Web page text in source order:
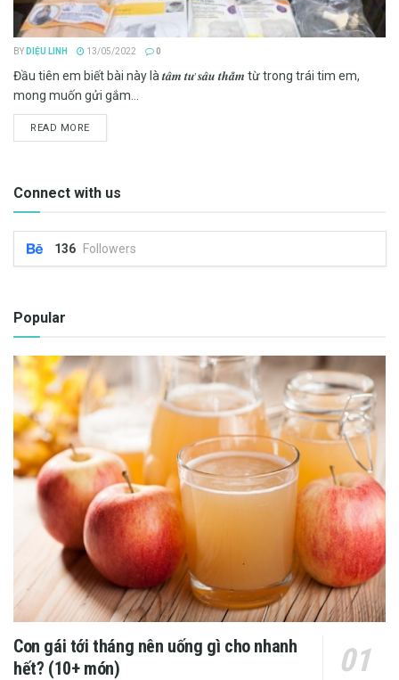
BY DIỆU LINH 13/05/2022 0
Đầu tiên em biết bài này là 𝒕𝒂̂𝒎 𝒕𝒖̛ 𝒔𝒂̂𝒖 𝒕𝒉𝒂̆̉𝒎 từ trong trái tim em,
mong muốn gửi gắm...
READ MOREDETAILS
Connect with us
136 Followers
Popular
Con gái tới tháng nên uống gì cho nhanh
hết? (10+ món)